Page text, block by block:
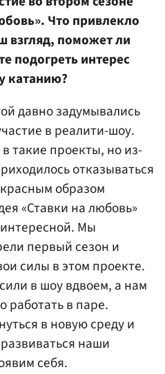
Что привлекло
взгляд, поможет ли
подогреть интерес
катанию?
давно задумывались
в реалити-шоу.
такие проекты, но из-
отказываться
образом
«Ставки на любовь»
Мы
первый сезон и
силы в этом проекте.
в шоу вдвоем, а нам
в паре.
в новую среду и
наши
себя.